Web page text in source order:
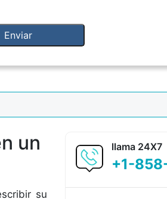
un
su
llama 24X7
+1-